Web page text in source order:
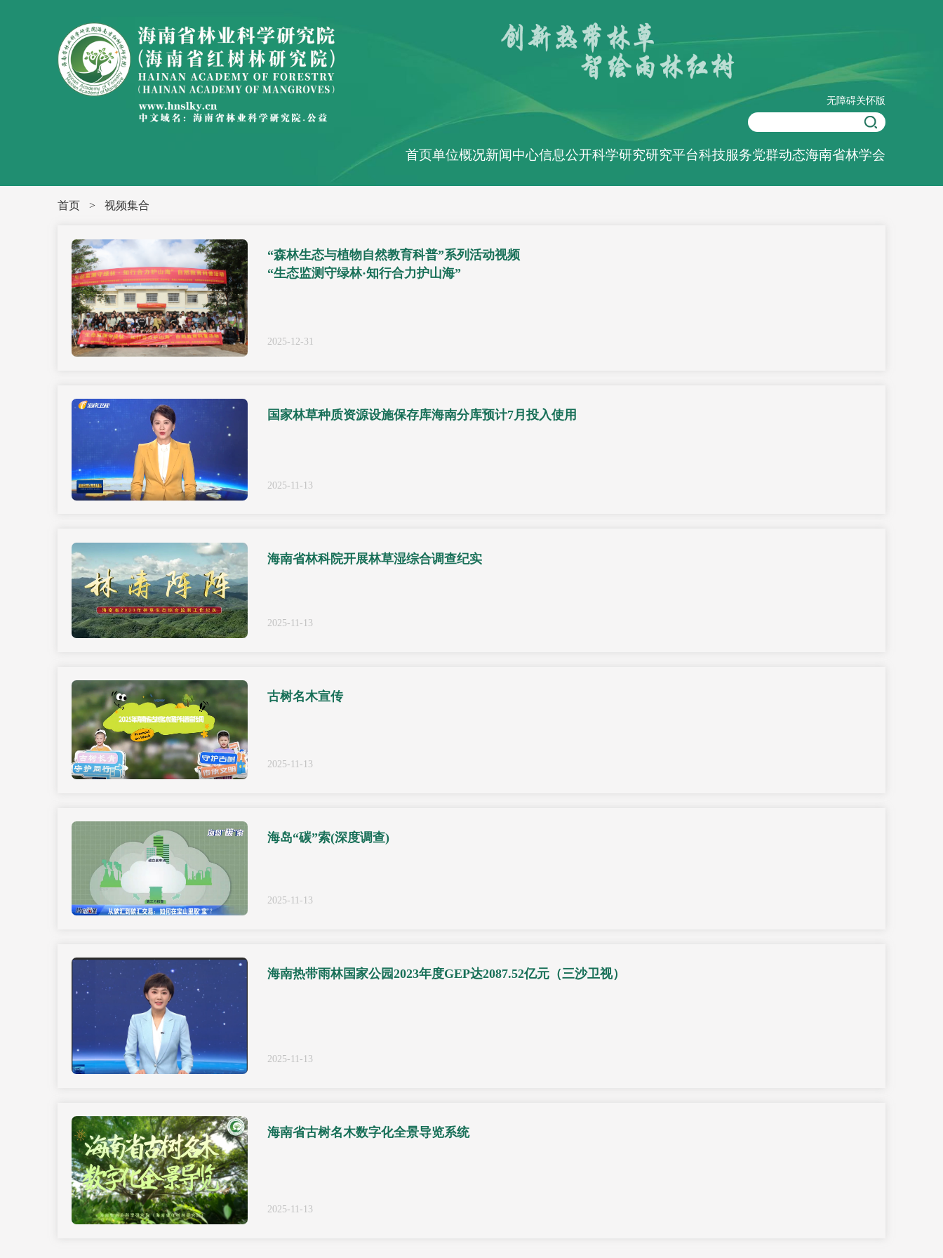
无障碍关怀版
首页单位概况新闻中心信息公开科学研究研究平台科技服务党群动态海南省林学会
首页 > 视频集合
“森林生态与植物自然教育科普”系列活动视频
“生态监测守绿林·知行合力护山海”
2025-12-31
国家林草种质资源设施保存库海南分库预计7月投入使用
2025-11-13
海南省林科院开展林草湿综合调查纪实
2025-11-13
古树名木宣传
2025-11-13
海岛“碳”索(深度调查)
2025-11-13
海南热带雨林国家公园2023年度GEP达2087.52亿元（三沙卫视）
2025-11-13
海南省古树名木数字化全景导览系统
2025-11-13